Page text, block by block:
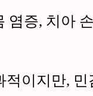
염증, 치아
적이지만,